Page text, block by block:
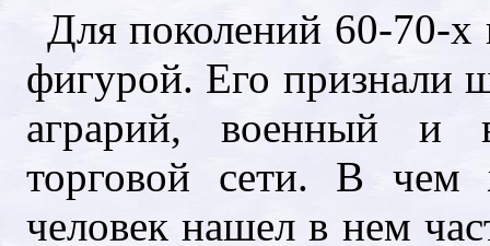
Для поколений 60-70-
фигурой. Его признали
аграрий, военный и
торговой сети. В
человек нашел в нем